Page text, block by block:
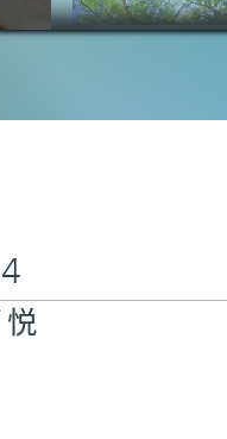
木